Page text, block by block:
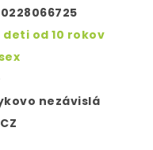
deti od 10 rokov
nezávislá